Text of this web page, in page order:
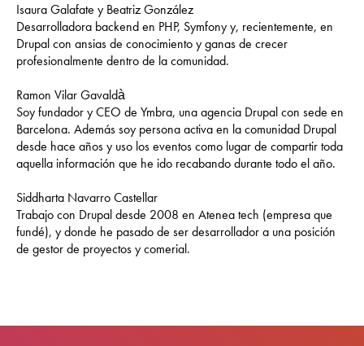
Isaura Galafate y Beatriz González
Desarrolladora backend en PHP, Symfony y, recientemente, en
Drupal con ansias de conocimiento y ganas de crecer
profesionalmente dentro de la comunidad.
Ramon Vilar Gavaldà
Soy fundador y CEO de Ymbra, una agencia Drupal con sede en
Barcelona. Además soy persona activa en la comunidad Drupal
desde hace años y uso los eventos como lugar de compartir toda
aquella información que he ido recabando durante todo el año.
Siddharta Navarro Castellar
Trabajo con Drupal desde 2008 en Atenea tech (empresa que
fundé), y donde he pasado de ser desarrollador a una posición
de gestor de proyectos y comerial.